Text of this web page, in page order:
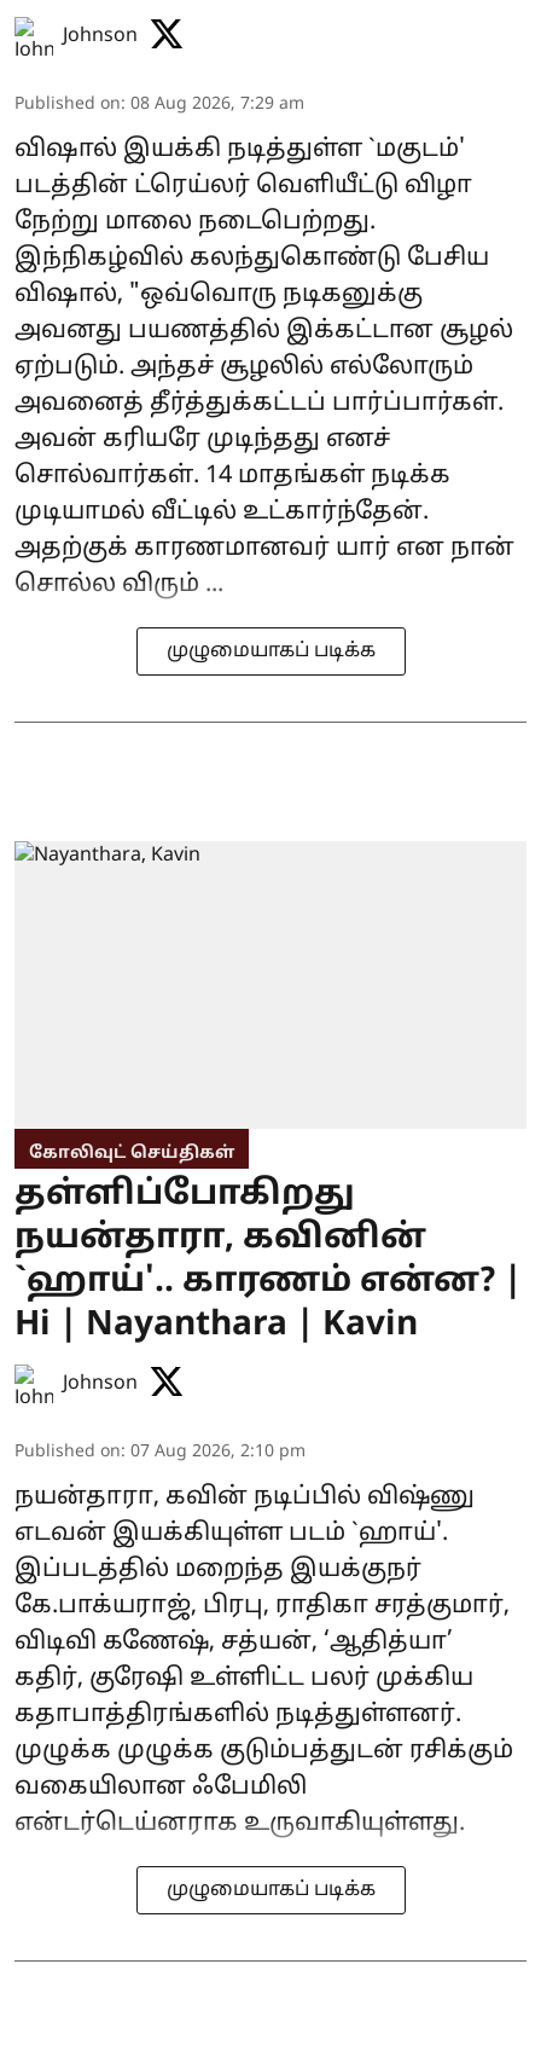
Johnson
Published on: 08 Aug 2026, 7:29 am
விஷால் இயக்கி நடித்துள்ள `மகுடம்'
படத்தின் ட்ரெய்லர் வெளியீட்டு விழா
நேற்று மாலை நடைபெற்றது.
இந்நிகழ்வில் கலந்துகொண்டு பேசிய
விஷால், "ஒவ்வொரு நடிகனுக்கு
அவனது பயணத்தில் இக்கட்டான சூழல்
ஏற்படும். அந்தச் சூழலில் எல்லோரும்
அவனைத் தீர்த்துக்கட்டப் பார்ப்பார்கள்.
அவன் கரியரே முடிந்தது எனச்
சொல்வார்கள். 14 மாதங்கள் நடிக்க
முடியாமல் வீட்டில் உட்கார்ந்தேன்.
அதற்குக் காரணமானவர் யார் என நான்
சொல்ல விரும் ...
முழுமையாகப் படிக்க
கோலிவுட் செய்திகள்
தள்ளிப்போகிறது
நயன்தாரா, கவினின்
`ஹாய்'.. காரணம் என்ன? |
Hi | Nayanthara | Kavin
Johnson
Published on: 07 Aug 2026, 2:10 pm
நயன்தாரா, கவின் நடிப்பில் விஷ்ணு
எடவன் இயக்கியுள்ள படம் `ஹாய்'.
இப்படத்தில் மறைந்த இயக்குநர்
கே.பாக்யராஜ், பிரபு, ராதிகா சரத்குமார்,
விடிவி கணேஷ், சத்யன், ‘ஆதித்யா’
கதிர், குரேஷி உள்ளிட்ட பலர் முக்கிய
கதாபாத்திரங்களில் நடித்துள்ளனர்.
முழுக்க முழுக்க குடும்பத்துடன் ரசிக்கும்
வகையிலான ஃபேமிலி
என்டர்டெய்னராக உருவாகியுள்ளது.
முழுமையாகப் படிக்க